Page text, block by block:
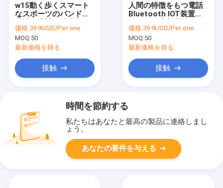
w15動く歩くスマート
なスポーツのバンドの
IP67
価格:39.9USD/Per one
MOQ:50
最新価格を得る
接触
人間の特徴をもつ電話
Bluetooth IOT装置
ターSmartwatch W12
価格:39.9USD/Per one
MOQ:50
最新価格を得る
接触
時間を節約する
私たちはあなたと最高の製品に連絡しまし
ょう。
あなたの要件を与える